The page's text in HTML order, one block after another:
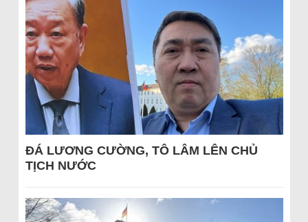
ĐÁ LƯƠNG CƯỜNG, TÔ LÂM LÊN CHỦ
TỊCH NƯỚC